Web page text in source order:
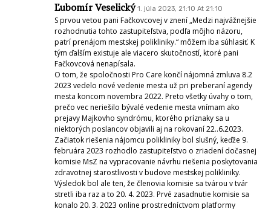
Ľubomír Veselický 1. júla 2023, 21:10 At 21:10
S prvou vetou pani Fačkovcovej v znení „Medzi najvážnejšie
rozhodnutia tohto zastupiteľstva, podľa môjho názoru,
patrí prenájom mestskej polikliniky.“ môžem iba súhlasiť. K
tým ďalším existuje ale viacero skutočností, ktoré pani
Fačkovcová nenapísala.
O tom, že spoločnosti Pro Care končí nájomná zmluva 8.2
2023 vedelo nové vedenie mesta už pri preberaní agendy
mesta koncom novembra 2022. Preto všetky úvahy o tom,
prečo vec neriešilo bývalé vedenie mesta vnímam ako
prejavy Majkovho syndrómu, ktorého príznaky sa u
niektorých poslancov objavili aj na rokovaní 22..6.2023.
Začiatok riešenia nájomcu polikliniky bol slušný, keďže 9.
februára 2023 rozhodlo zastupiteľstvo o zriadení dočasnej
komisie MsZ na vypracovanie návrhu riešenia poskytovania
zdravotnej starostlivosti v budove mestskej polikliniky.
Výsledok bol ale ten, že členovia komisie sa tvárou v tvár
stretli iba raz a to 20. 4. 2023. Prvé zasadnutie komisie sa
konalo 20. 3. 2023 online prostredníctvom platformy